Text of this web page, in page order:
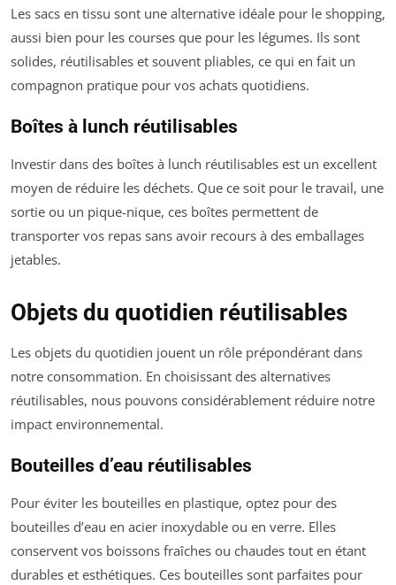
Les sacs en tissu sont une alternative idéale pour le shopping,
aussi bien pour les courses que pour les légumes. Ils sont
solides, réutilisables et souvent pliables, ce qui en fait un
compagnon pratique pour vos achats quotidiens.
Boîtes à lunch réutilisables
Investir dans des boîtes à lunch réutilisables est un excellent
moyen de réduire les déchets. Que ce soit pour le travail, une
sortie ou un pique-nique, ces boîtes permettent de
transporter vos repas sans avoir recours à des emballages
jetables.
Objets du quotidien réutilisables
Les objets du quotidien jouent un rôle prépondérant dans
notre consommation. En choisissant des alternatives
réutilisables, nous pouvons considérablement réduire notre
impact environnemental.
Bouteilles d’eau réutilisables
Pour éviter les bouteilles en plastique, optez pour des
bouteilles d’eau en acier inoxydable ou en verre. Elles
conservent vos boissons fraîches ou chaudes tout en étant
durables et esthétiques. Ces bouteilles sont parfaites pour